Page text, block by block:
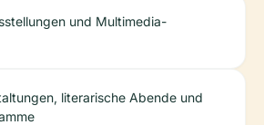
und Multimedia-
literarische Abende und